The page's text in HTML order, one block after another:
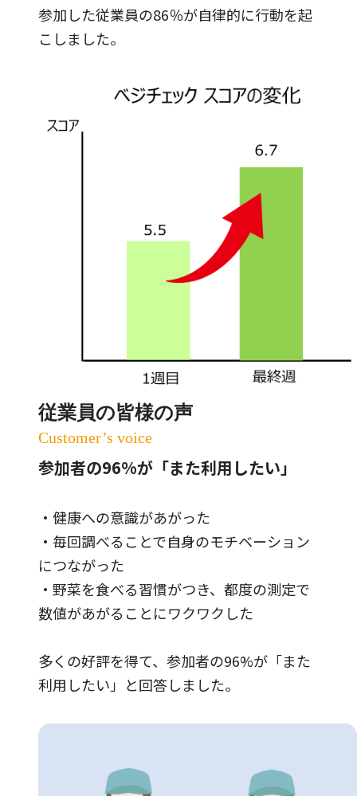
参加した従業員の86％が自律的に行動を起
こしました。
従業員の皆様の声
Customer’s voice
参加者の96%が「また利用したい」
・健康への意識があがった
・毎回調べることで自身のモチベーション
につながった
・野菜を食べる習慣がつき、都度の測定で
数値があがることにワクワクした
多くの好評を得て、参加者の96%が「また
利用したい」と回答しました。